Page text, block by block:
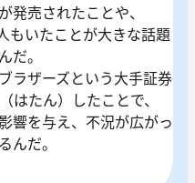
発売されたことや、
もいたことが大きな話題
だ。
ラザーズという大手証券
はたん）したことで、
響を与え、不況が広がっ
んだ。